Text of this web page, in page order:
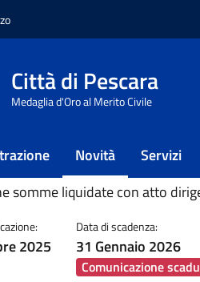
Città di Pescara
Medaglia d'Oro al Merito Civile
Novità Servizi
/ Notizie / Colonie feline
feline
della
somme liquidate con atto
2025
Data di scadenza:
31 Gennaio 2026
Comunicazione